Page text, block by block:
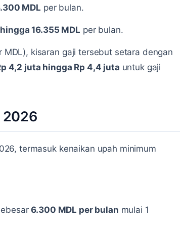
MDL per bulan.
16.355 MDL per bulan.
kisaran gaji tersebut setara dengan
4,2 juta hingga Rp 4,4 juta untuk gaji
2026
termasuk kenaikan upah minimum
6.300 MDL per bulan mulai 1